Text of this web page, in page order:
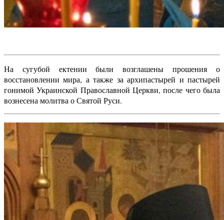
На сугубой ектении были возглашены прошения о
восстановлении мира, а также за архипастырей и пастырей
гонимой Украинской Православной Церкви, после чего была
вознесена молитва о Святой Руси.